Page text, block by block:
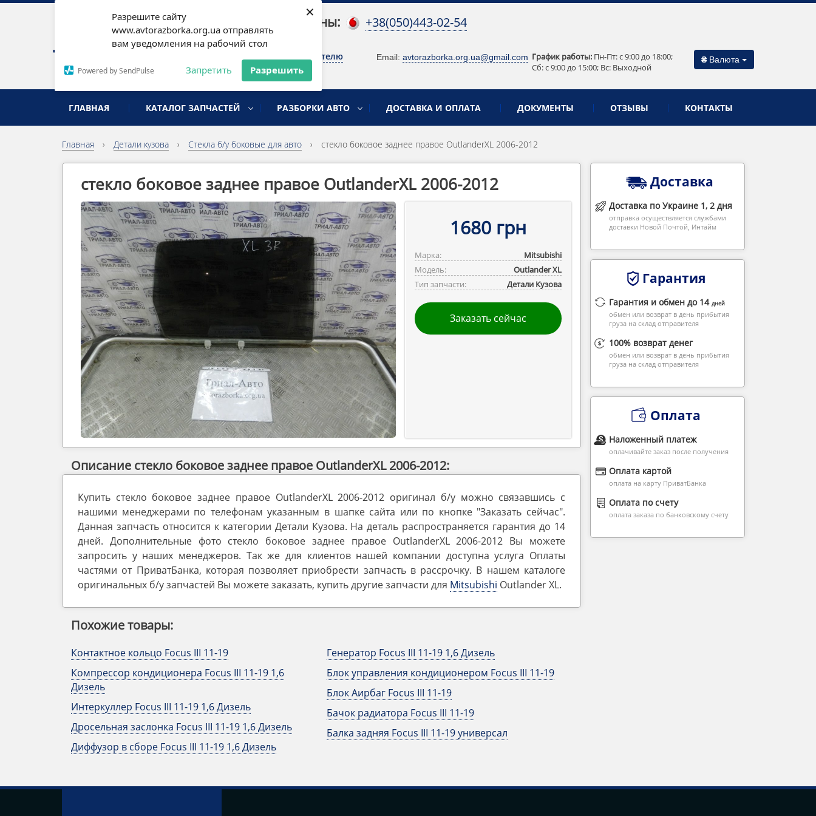
Разрешите сайту
www.avtorazborka.org.ua отправлять
вам уведомления на рабочий стол
Powered by SendPulse Запретить Разрешить
×
разборка иномарок
Наши телефоны: +38(050)443-02-54
Письмо руководителю Email: avtorazborka.org.ua@gmail.com График работы: Пн-Пт: c 9:00 до 18:00;
Сб: c 9:00 до 15:00; Вс: Выходной
₴ Валюта
ГЛАВНАЯ КАТАЛОГ ЗАПЧАСТЕЙ РАЗБОРКИ АВТО ДОСТАВКА И ОПЛАТА ДОКУМЕНТЫ ОТЗЫВЫ КОНТАКТЫ
Главная › Детали кузова › Cтекла б/у боковые для авто › стекло боковое заднее правое OutlanderXL 2006-2012
стекло боковое заднее правое OutlanderXL 2006-2012
1680 грн
Марка:
Mitsubishi
Модель:
Outlander ‎XL
Тип запчасти:
Детали Кузова
Заказать сейчас
Описание стекло боковое заднее правое OutlanderXL 2006-2012:
Купить стекло боковое заднее правое OutlanderXL 2006-2012 оригинал б/у можно связавшись с
нашими менеджерами по телефонам указанным в шапке сайта или по кнопке "Заказать сейчас".
Данная запчасть относится к категории Детали Кузова. На деталь распространяется гарантия до 14
дней. Дополнительные фото стекло боковое заднее правое OutlanderXL 2006-2012 Вы можете
запросить у наших менеджеров. Так же для клиентов нашей компании доступна услуга Оплаты
частями от ПриватБанка, которая позволяет приобрести запчасть в рассрочку. В нашем каталоге
оригинальных б/у запчастей Вы можете заказать, купить другие запчасти для Mitsubishi Outlander ‎XL.
Похожие товары:
Контактное кольцо Focus III 11-19
Компрессор кондиционера Focus III 11-19 1,6
Дизель
Интеркуллер Focus III 11-19 1,6 Дизель
Дросельная заслонка Focus III 11-19 1,6 Дизель
Диффузор в сборе Focus III 11-19 1,6 Дизель
Генератор Focus III 11-19 1,6 Дизель
Блок управления кондиционером Focus III 11-19
Блок Аирбаг Focus III 11-19
Бачок радиатора Focus III 11-19
Балка задняя Focus III 11-19 универсал
Доставка
Доставка по Украине 1, 2 дня
отправка осуществляется службами
доставки Новой Почтой, Интайм
Гарантия
Гарантия и обмен до 14 дней
обмен или возврат в день прибытия
груза на склад отправителя
100% возврат денег
обмен или возврат в день прибытия
груза на склад отправителя
Оплата
Наложенный платеж
оплачивайте заказ после получения
Оплата картой
оплата на карту ПриватБанка
Оплата по счету
оплата заказа по банковскому счету